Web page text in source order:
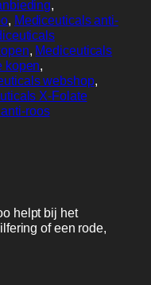
, Mediceuticals anti-
, Mediceuticals
kopen
webshop
X-Folate
roos
helpt bij het
of een rode,